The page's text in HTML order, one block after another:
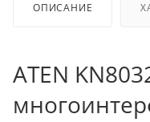
ОПИСАНИЕ
ATEN